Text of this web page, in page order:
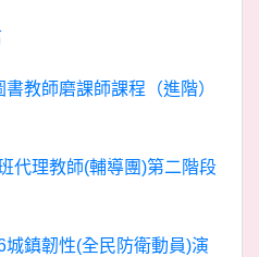
教師磨課師課程（進階）
代理教師(輔導團)第二階段
鎮韌性(全民防衛動員)演